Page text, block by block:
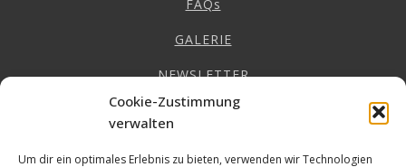
Cookie-Zustimmung
verwalten
Um dir ein optimales Erlebnis zu bieten, verwenden wir Technologien
FAQs
GALERIE
NEWSLETTER
IMPRESSUM